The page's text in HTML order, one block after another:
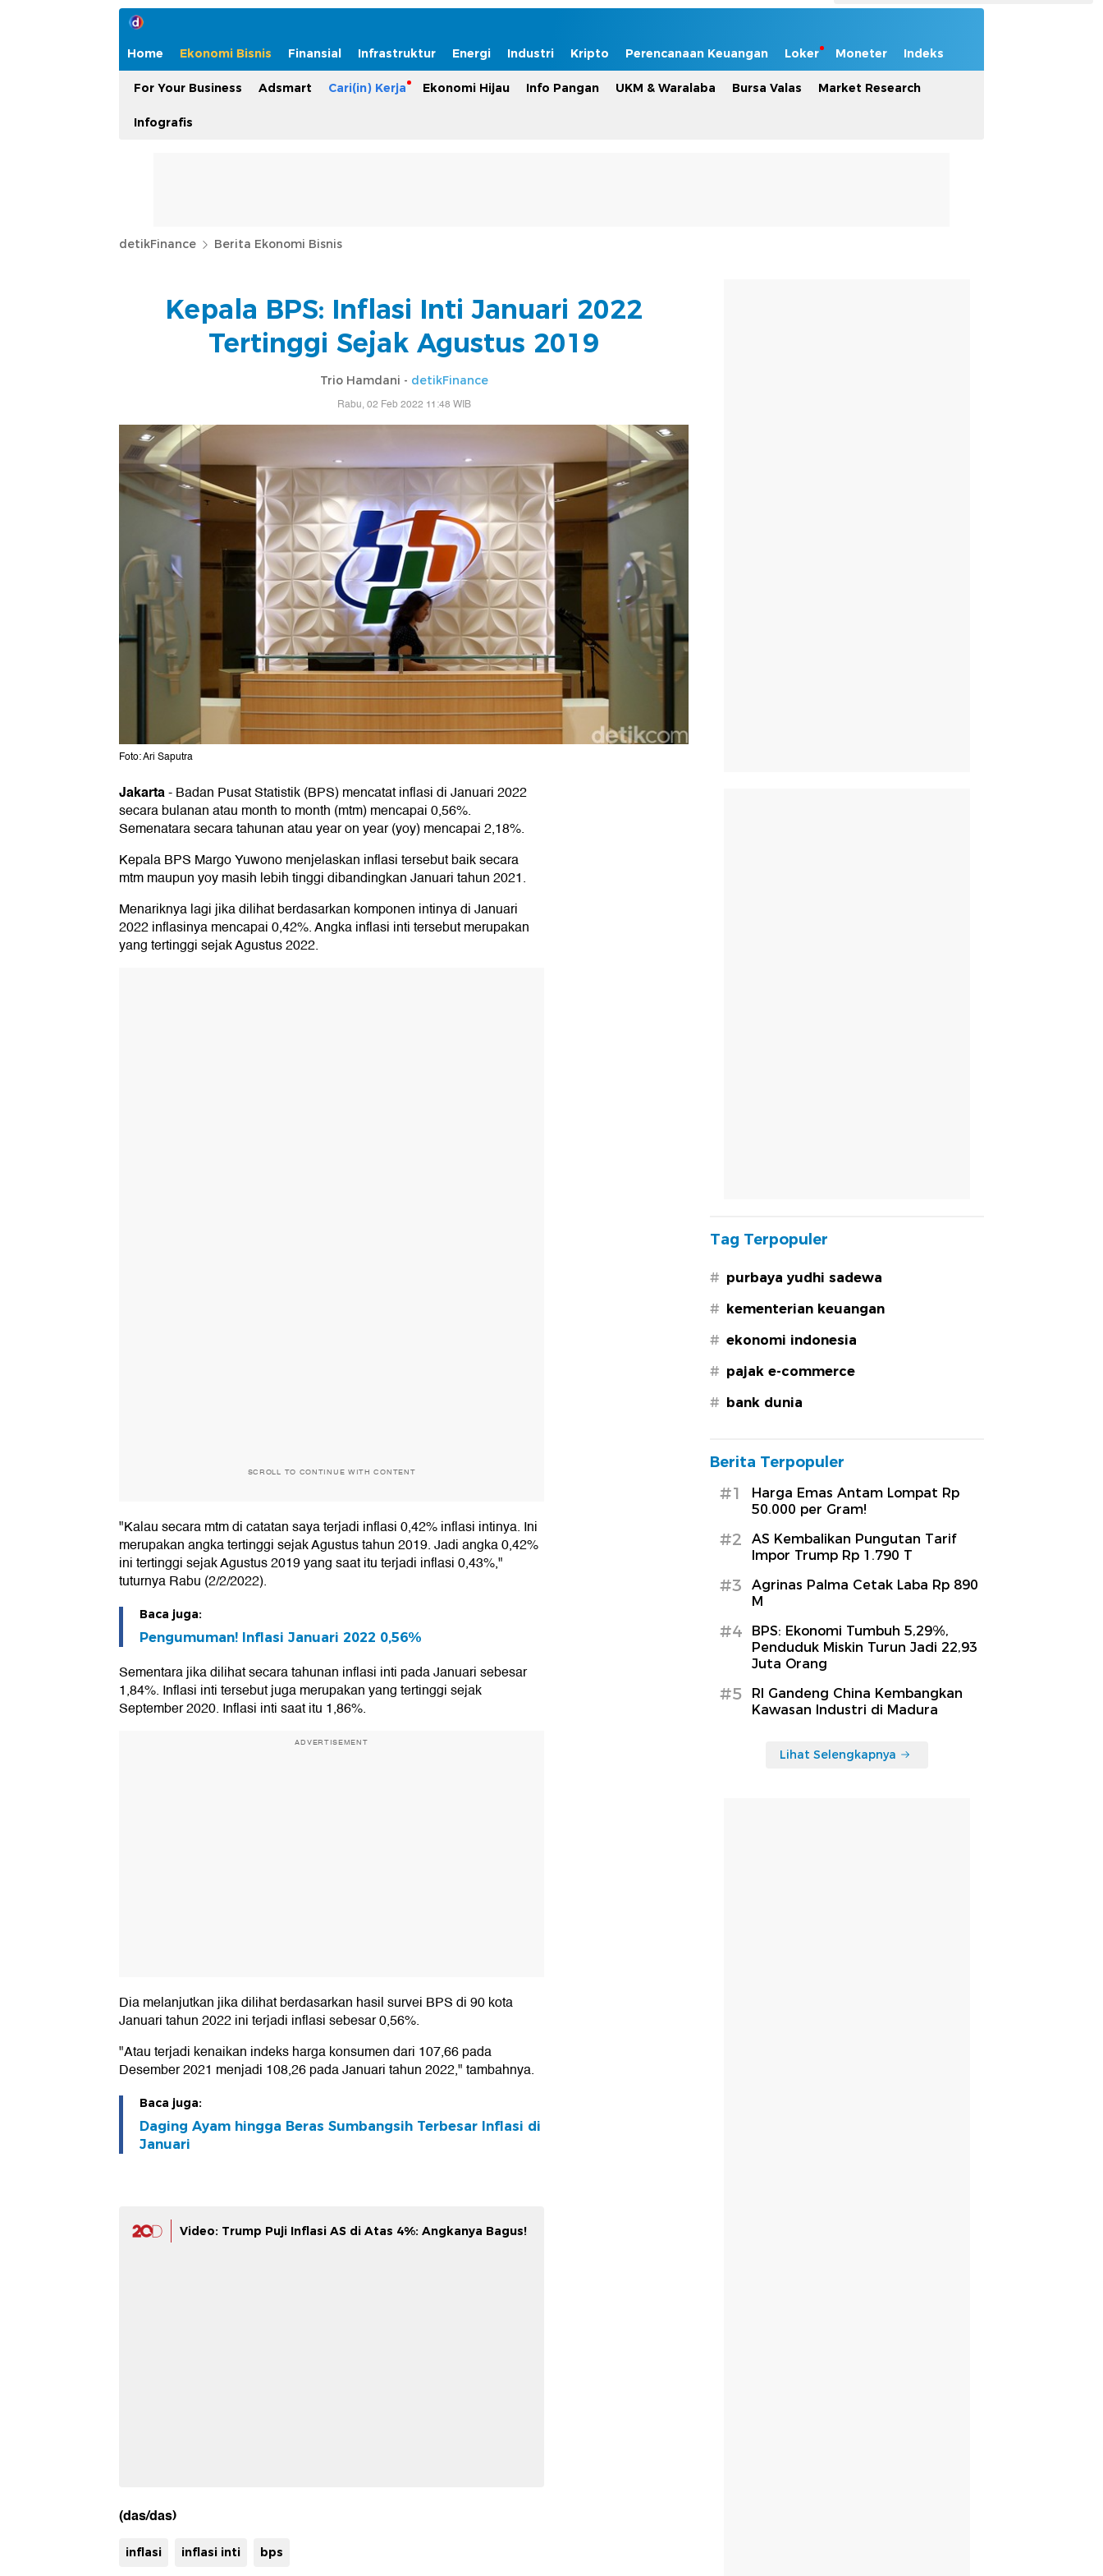
Home Ekonomi Bisnis Finansial Infrastruktur Energi Industri Kripto Perencanaan Keuangan Loker Moneter Indeks
For Your Business Adsmart Cari(in) Kerja Ekonomi Hijau Info Pangan UKM & Waralaba Bursa Valas Market Research
Infografis
detikFinance Berita Ekonomi Bisnis
Kepala BPS: Inflasi Inti Januari 2022
Tertinggi Sejak Agustus 2019
Trio Hamdani - detikFinance
Rabu, 02 Feb 2022 11:48 WIB
Foto: Ari Saputra
Jakarta-Badan Pusat Statistik (BPS) mencatat inflasi di Januari 2022
secara bulanan atau month to month (mtm) mencapai 0,56%.
Semenatara secara tahunan atau year on year (yoy) mencapai 2,18%.
Kepala BPS Margo Yuwono menjelaskan inflasi tersebut baik secara
mtm maupun yoy masih lebih tinggi dibandingkan Januari tahun 2021.
Menariknya lagi jika dilihat berdasarkan komponen intinya di Januari
2022 inflasinya mencapai 0,42%. Angka inflasi inti tersebut merupakan
yang tertinggi sejak Agustus 2022.
SCROLL TO CONTINUE WITH CONTENT
"Kalau secara mtm di catatan saya terjadi inflasi 0,42% inflasi intinya. Ini
merupakan angka tertinggi sejak Agustus tahun 2019. Jadi angka 0,42%
ini tertinggi sejak Agustus 2019 yang saat itu terjadi inflasi 0,43%,"
tuturnya Rabu (2/2/2022).
Baca juga:
Pengumuman! Inflasi Januari 2022 0,56%
Sementara jika dilihat secara tahunan inflasi inti pada Januari sebesar
1,84%. Inflasi inti tersebut juga merupakan yang tertinggi sejak
September 2020. Inflasi inti saat itu 1,86%.
ADVERTISEMENT
Dia melanjutkan jika dilihat berdasarkan hasil survei BPS di 90 kota
Januari tahun 2022 ini terjadi inflasi sebesar 0,56%.
"Atau terjadi kenaikan indeks harga konsumen dari 107,66 pada
Desember 2021 menjadi 108,26 pada Januari tahun 2022," tambahnya.
Baca juga:
Daging Ayam hingga Beras Sumbangsih Terbesar Inflasi di
Januari
Video: Trump Puji Inflasi AS di Atas 4%: Angkanya Bagus!
(das/das)
inflasi inflasi inti bps
Tag Terpopuler
# purbaya yudhi sadewa
# kementerian keuangan
# ekonomi indonesia
# pajak e-commerce
# bank dunia
Berita Terpopuler
#1
Harga Emas Antam Lompat Rp
50.000 per Gram!
#2
AS Kembalikan Pungutan Tarif
Impor Trump Rp 1.790 T
#3
Agrinas Palma Cetak Laba Rp 890
M
#4
BPS: Ekonomi Tumbuh 5,29%,
Penduduk Miskin Turun Jadi 22,93
Juta Orang
#5
RI Gandeng China Kembangkan
Kawasan Industri di Madura
Lihat Selengkapnya